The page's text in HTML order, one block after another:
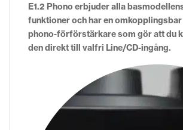
E1.2 Phono erbjuder alla
funktioner och har en
phono-förförstärkare som gör att du
den direkt till valfri Line/CD-ingång.